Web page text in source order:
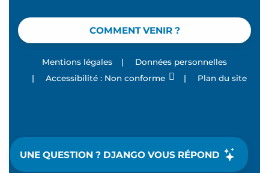
UNE QUESTION ? DJANGO VOUS RÉPOND
COMMENT VENIR ?
Mentions légales |
Données personnelles
|
Accessibilité : Non conforme | Plan du site